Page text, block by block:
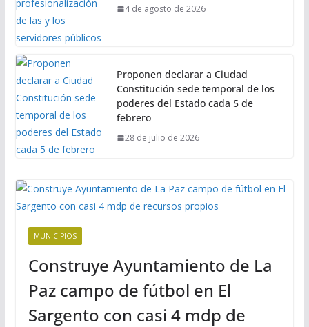
4 de agosto de 2026
Proponen declarar a Ciudad
Constitución sede temporal de los
poderes del Estado cada 5 de
febrero
28 de julio de 2026
MUNICIPIOS
Construye Ayuntamiento de La
Paz campo de fútbol en El
Sargento con casi 4 mdp de